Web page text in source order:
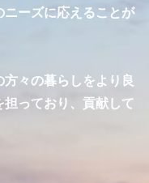
ニーズに応えることが
々の暮らしをより良
担っており、貢献して